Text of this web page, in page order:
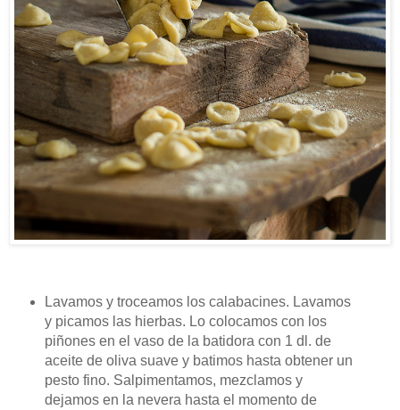
Lavamos y troceamos los calabacines. Lavamos
y picamos las hierbas. Lo colocamos con los
piñones en el vaso de la batidora con 1 dl. de
aceite de oliva suave y batimos hasta obtener un
pesto fino. Salpimentamos, mezclamos y
dejamos en la nevera hasta el momento de